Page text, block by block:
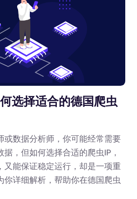
选择适合的德国爬虫
或数据分析师，你可能经常需要
，但如何选择合适的爬虫IP，
又能保证稳定运行，却是一项重
你详细解析，帮助你在德国爬虫